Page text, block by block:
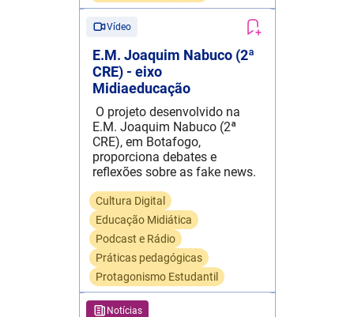
Vídeo
E.M. Joaquim Nabuco (2ª
CRE) - eixo
Midiaeducação
O projeto desenvolvido na
E.M. Joaquim Nabuco (2ª
CRE), em Botafogo,
proporciona debates e
reflexões sobre as fake news.
Cultura Digital
Educação Midiática
Podcast e Rádio
Práticas pedagógicas
Protagonismo Estudantil
Notícias